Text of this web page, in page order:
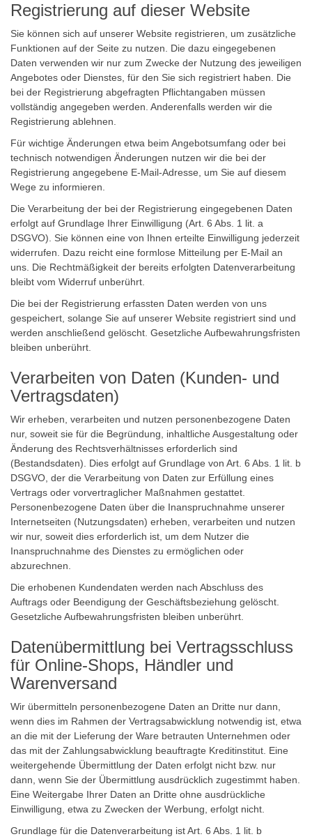
Registrierung auf dieser Website
Sie können sich auf unserer Website registrieren, um zusätzliche
Funktionen auf der Seite zu nutzen. Die dazu eingegebenen
Daten verwenden wir nur zum Zwecke der Nutzung des jeweiligen
Angebotes oder Dienstes, für den Sie sich registriert haben. Die
bei der Registrierung abgefragten Pflichtangaben müssen
vollständig angegeben werden. Anderenfalls werden wir die
Registrierung ablehnen.
Für wichtige Änderungen etwa beim Angebotsumfang oder bei
technisch notwendigen Änderungen nutzen wir die bei der
Registrierung angegebene E-Mail-Adresse, um Sie auf diesem
Wege zu informieren.
Die Verarbeitung der bei der Registrierung eingegebenen Daten
erfolgt auf Grundlage Ihrer Einwilligung (Art. 6 Abs. 1 lit. a
DSGVO). Sie können eine von Ihnen erteilte Einwilligung jederzeit
widerrufen. Dazu reicht eine formlose Mitteilung per E-Mail an
uns. Die Rechtmäßigkeit der bereits erfolgten Datenverarbeitung
bleibt vom Widerruf unberührt.
Die bei der Registrierung erfassten Daten werden von uns
gespeichert, solange Sie auf unserer Website registriert sind und
werden anschließend gelöscht. Gesetzliche Aufbewahrungsfristen
bleiben unberührt.
Verarbeiten von Daten (Kunden- und
Vertragsdaten)
Wir erheben, verarbeiten und nutzen personenbezogene Daten
nur, soweit sie für die Begründung, inhaltliche Ausgestaltung oder
Änderung des Rechtsverhältnisses erforderlich sind
(Bestandsdaten). Dies erfolgt auf Grundlage von Art. 6 Abs. 1 lit. b
DSGVO, der die Verarbeitung von Daten zur Erfüllung eines
Vertrags oder vorvertraglicher Maßnahmen gestattet.
Personenbezogene Daten über die Inanspruchnahme unserer
Internetseiten (Nutzungsdaten) erheben, verarbeiten und nutzen
wir nur, soweit dies erforderlich ist, um dem Nutzer die
Inanspruchnahme des Dienstes zu ermöglichen oder
abzurechnen.
Die erhobenen Kundendaten werden nach Abschluss des
Auftrags oder Beendigung der Geschäftsbeziehung gelöscht.
Gesetzliche Aufbewahrungsfristen bleiben unberührt.
Datenübermittlung bei Vertragsschluss
für Online-Shops, Händler und
Warenversand
Wir übermitteln personenbezogene Daten an Dritte nur dann,
wenn dies im Rahmen der Vertragsabwicklung notwendig ist, etwa
an die mit der Lieferung der Ware betrauten Unternehmen oder
das mit der Zahlungsabwicklung beauftragte Kreditinstitut. Eine
weitergehende Übermittlung der Daten erfolgt nicht bzw. nur
dann, wenn Sie der Übermittlung ausdrücklich zugestimmt haben.
Eine Weitergabe Ihrer Daten an Dritte ohne ausdrückliche
Einwilligung, etwa zu Zwecken der Werbung, erfolgt nicht.
Grundlage für die Datenverarbeitung ist Art. 6 Abs. 1 lit. b